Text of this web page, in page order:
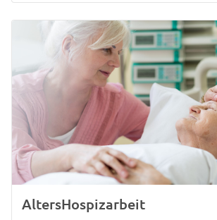
AltersHospizarbeit